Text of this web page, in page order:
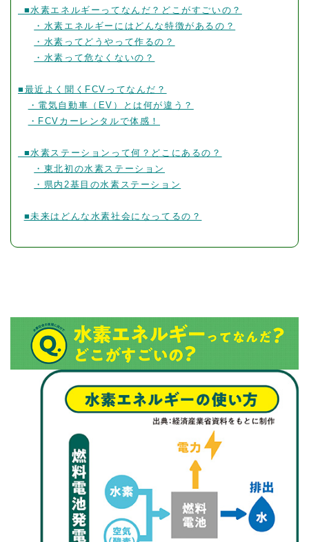
■水素エネルギーってなんだ？どこがすごいの？
・水素エネルギーにはどんな特徴があるの？
・水素ってどうやって作るの？
・水素って危なくないの？
■最近よく聞くFCVってなんだ？
・電気自動車（EV）とは何が違う？
・FCVカーレンタルで体感！
■水素ステーションって何？どこにあるの？
・東北初の水素ステーション
・県内2基目の水素ステーション
■未来はどんな水素社会になってるの？